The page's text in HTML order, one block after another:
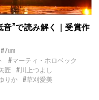
音”で読み解く｜受賞作
#Zum
#マーティ・ホロベック
匠
#川上つよし
りか #草刈愛美